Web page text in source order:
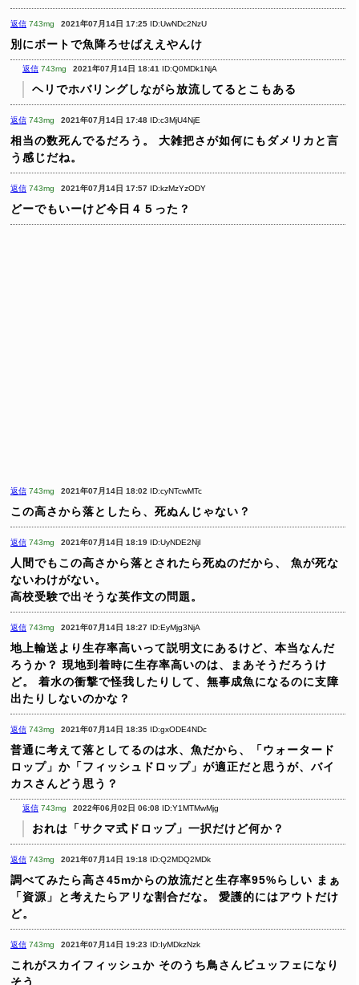
返信 743mg 2021年07月14日 17:25 ID:UwNDc2NzU
別にボートで魚降ろせばええやんけ
返信 743mg 2021年07月14日 18:41 ID:Q0MDk1NjA
ヘリでホバリングしながら放流してるとこもある
返信 743mg 2021年07月14日 17:48 ID:c3MjU4NjE
相当の数死んでるだろう。
大雑把さが如何にもダメリカと言
う感じだね。
返信 743mg 2021年07月14日 17:57 ID:kzMzYzODY
どーでもいーけど今日４５った？
返信 743mg 2021年07月14日 18:02 ID:cyNTcwMTc
この高さから落としたら、死ぬんじゃない？
返信 743mg 2021年07月14日 18:19 ID:UyNDE2NjI
人間でもこの高さから落とされたら死ぬのだから、
魚が死な
ないわけがない。
高校受験で出そうな英作文の問題。
返信 743mg 2021年07月14日 18:27 ID:EyMjg3NjA
地上輸送より生存率高いって説明文にあるけど、本当なんだ
ろうか？ 現地到着時に生存率高いのは、まあそうだろうけ
ど。
着水の衝撃で怪我したりして、無事成魚になるのに支障
出たりしないのかな？
返信 743mg 2021年07月14日 18:35 ID:gxODE4NDc
普通に考えて落としてるのは水、魚だから、「ウォータード
ロップ」か「フィッシュドロップ」が適正だと思うが、バイ
カスさんどう思う？
返信 743mg 2022年06月02日 06:08 ID:Y1MTMwMjg
おれは「サクマ式ドロップ」一択だけど何か？
返信 743mg 2021年07月14日 19:18 ID:Q2MDQ2MDk
調べてみたら高さ45mからの放流だと生存率95%らしい まぁ
「資源」と考えたらアリな割合だな。
愛護的にはアウトだけ
ど。
返信 743mg 2021年07月14日 19:23 ID:IyMDkzNzk
これがスカイフィッシュか そのうち鳥さんビュッフェになり
そう